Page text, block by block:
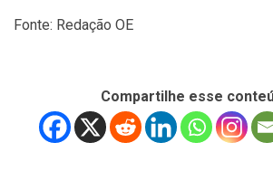
Fonte: Redação OE
Compartilhe esse